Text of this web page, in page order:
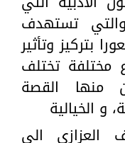
والتي تستهدف
بتركيز وتأثير
مختلفة تختلف
منها القصة
و الخيالية
العزازي الي